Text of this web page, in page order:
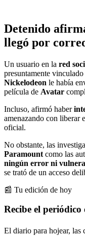
Detenido
llegó por
Un usuario en la red
presuntamente
Nickelodeon le había
película de Avatar
Incluso, afirmó haber
amenazando con liberar
oficial.
No obstante, las
Paramount como las
ningún error ni
se trató de un acceso
📰 Tu edición de hoy
Recibe el
El diario para hojear,